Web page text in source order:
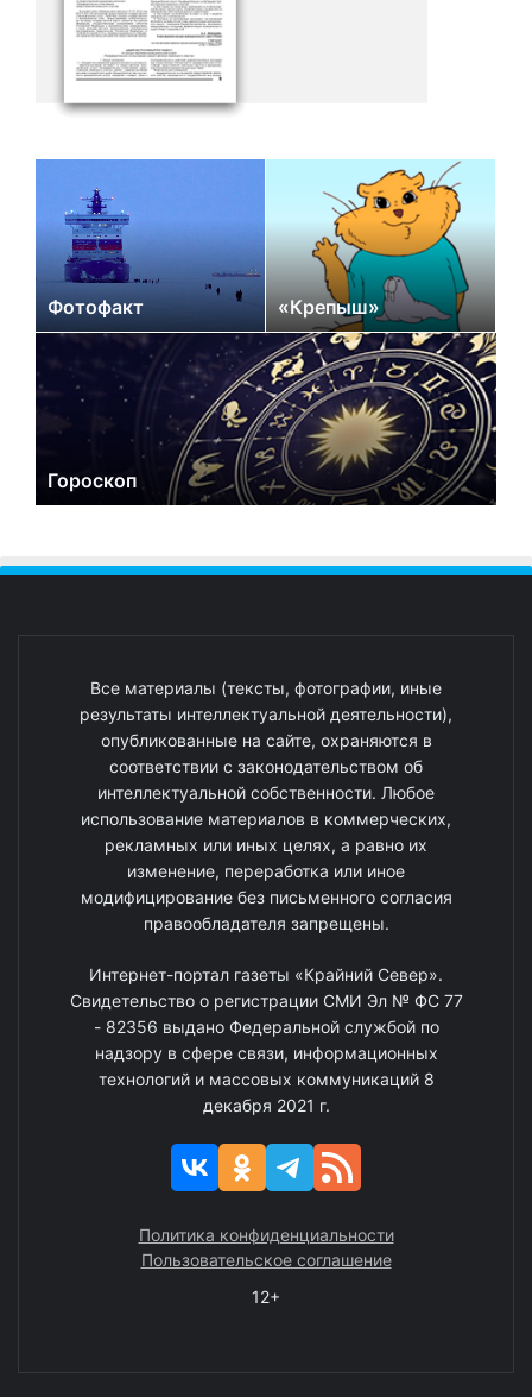
Фотофакт «Крепыш»
Гороскоп
Все материалы (тексты, фотографии, иные
результаты интеллектуальной деятельности),
опубликованные на сайте, охраняются в
соответствии с законодательством об
интеллектуальной собственности. Любое
использование материалов в коммерческих,
рекламных или иных целях, а равно их
изменение, переработка или иное
модифицирование без письменного согласия
правообладателя запрещены.
Интернет-портал газеты «Крайний Север».
Свидетельство о регистрации СМИ Эл № ФС 77
- 82356 выдано Федеральной службой по
надзору в сфере связи, информационных
технологий и массовых коммуникаций 8
декабря 2021 г.
Политика конфиденциальности
Пользовательское соглашение
12+